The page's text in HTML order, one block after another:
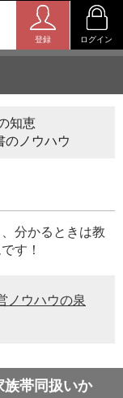
登録 ログイン
知恵
のノウハウ
分かるときは教
す！
ノウハウの泉
族帯同扱いか